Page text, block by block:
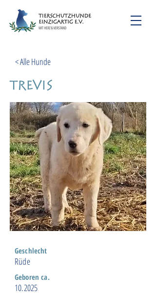
< Alle Hunde
Trevis
Geschlecht
Rüde
Geboren ca.
10.2025